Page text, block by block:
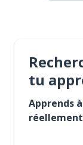
tu
Apprends
réellement